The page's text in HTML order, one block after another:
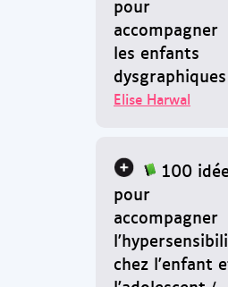
accompagner
les enfants
dysgraphiques
Elise Harwal
100
pour
accompagner
chez l'enfant